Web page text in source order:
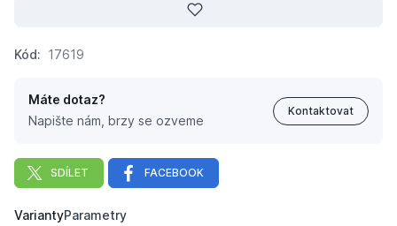
Kód: 17619
Máte dotaz?
Napište nám, brzy se ozveme
Kontaktovat
SDÍLET FACEBOOK
VRUT S RÁMOVOU HLAVOU S LÍMCEM 4,2x35
VariantyParametry